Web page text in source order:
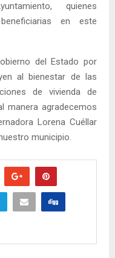
quienes
en este
del Estado por
al bienestar de las
de vivienda de
manera agradecemos
Lorena Cuéllar
municipio.